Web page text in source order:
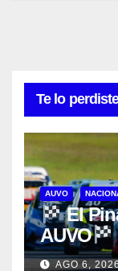
Te lo
AUVO
El
AUVO
AGO 6, 2026